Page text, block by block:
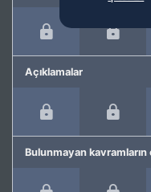
Açıklamalar
Bulunmayan